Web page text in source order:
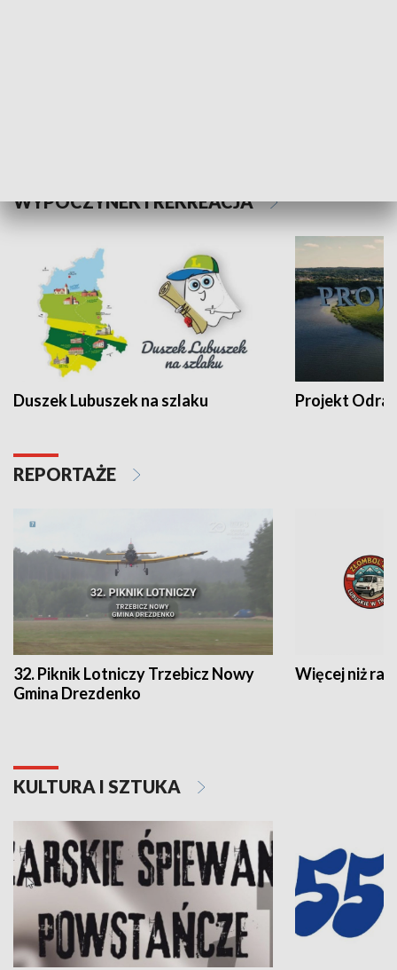
WYPOCZYNEK I REKREACJA
Duszek Lubuszek na szlaku Projekt Odra
REPORTAŻE
32. Piknik Lotniczy Trzebicz Nowy
Gmina Drezdenko
Więcej niż rajd
KULTURA I SZTUKA